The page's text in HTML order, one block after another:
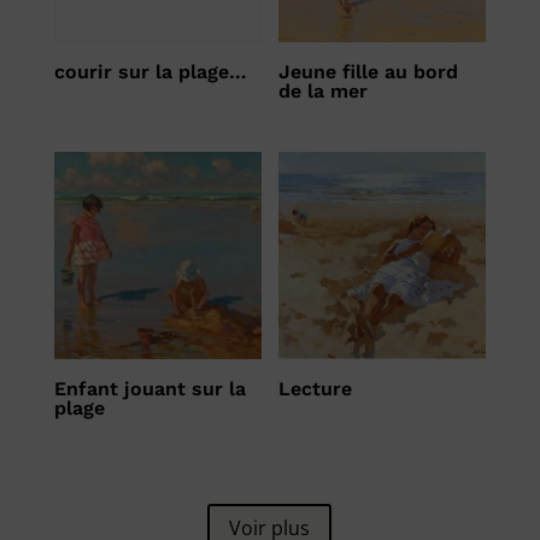
courir sur la plage…
Jeune fille au bord
de la mer
Enfant jouant sur la
plage
Lecture
Voir plus